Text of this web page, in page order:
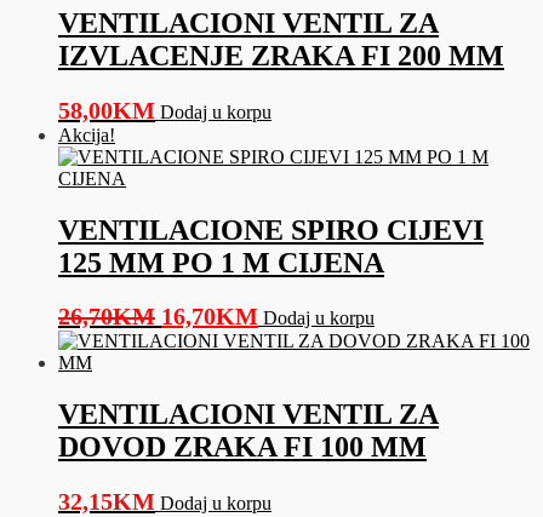
VENTILACIONI VENTIL ZA
IZVLACENJE ZRAKA FI 200 MM
58,00KM Dodaj u korpu
Akcija!
VENTILACIONE SPIRO CIJEVI
125 MM PO 1 M CIJENA
26,70KM Original
price
26,70KM.
16,70KMCurrent
price
16,70KM.
Dodaj u korpu
VENTILACIONI VENTIL ZA
DOVOD ZRAKA FI 100 MM
32,15KM Dodaj u korpu